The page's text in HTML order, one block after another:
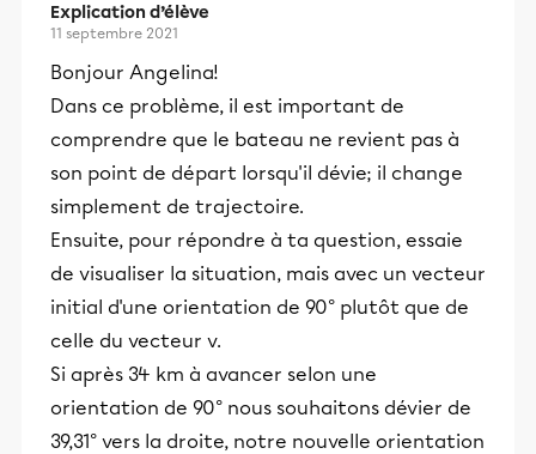
Explication d’élève
11 septembre 2021
Bonjour Angelina!
Dans ce problème, il est important de
comprendre que le bateau ne revient pas à
son point de départ lorsqu'il dévie; il change
simplement de trajectoire.
Ensuite, pour répondre à ta question, essaie
de visualiser la situation, mais avec un vecteur
initial d'une orientation de 90° plutôt que de
celle du vecteur v.
Si après 34 km à avancer selon une
orientation de 90° nous souhaitons dévier de
39,31° vers la droite, notre nouvelle orientation